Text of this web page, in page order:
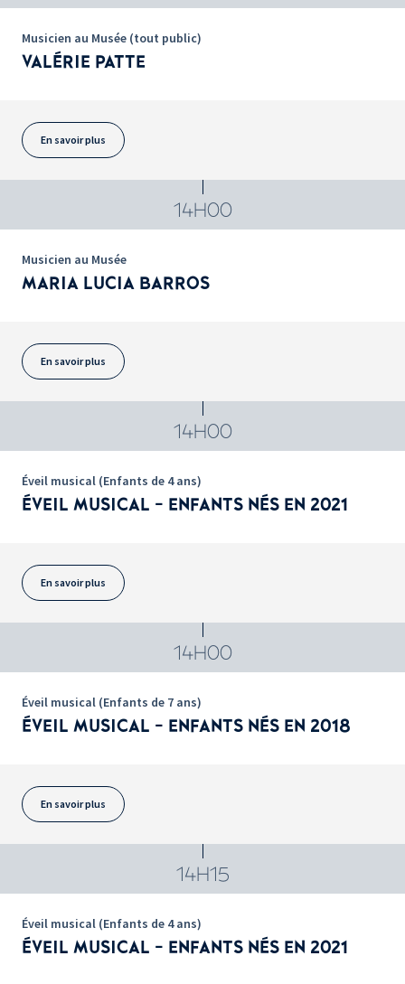
Musicien au Musée (tout public)
VALÉRIE PATTE
En savoir plus
14H00
Musicien au Musée
MARIA LUCIA BARROS
En savoir plus
14H00
Éveil musical (Enfants de 4 ans)
ÉVEIL MUSICAL - ENFANTS NÉS EN 2021
En savoir plus
14H00
Éveil musical (Enfants de 7 ans)
ÉVEIL MUSICAL - ENFANTS NÉS EN 2018
En savoir plus
14H15
Éveil musical (Enfants de 4 ans)
ÉVEIL MUSICAL - ENFANTS NÉS EN 2021